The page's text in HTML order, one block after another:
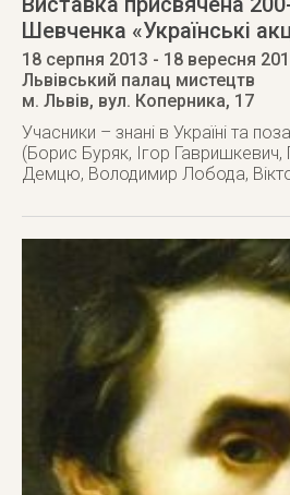
Шевченка «Українські
18 серпня 2013 - 18 вересня
Львівський палац мистецтв
м. Львів, вул. Коперника, 17
Учасники – знані в Україні та
(Борис Буряк, Ігор
Демцю, Володимир Лобода,